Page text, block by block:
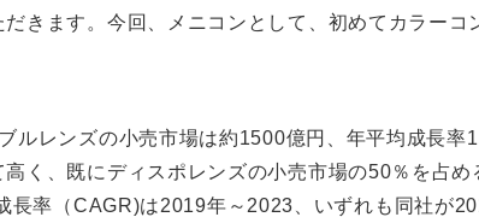
きます。今回、メニコンとして、初めてカラーコ
ルレンズの小売市場は約1500億円、年平均成長率
く、既にディスポレンズの小売市場の50％を占
率（CAGR)は2019年～2023、いずれも同社が